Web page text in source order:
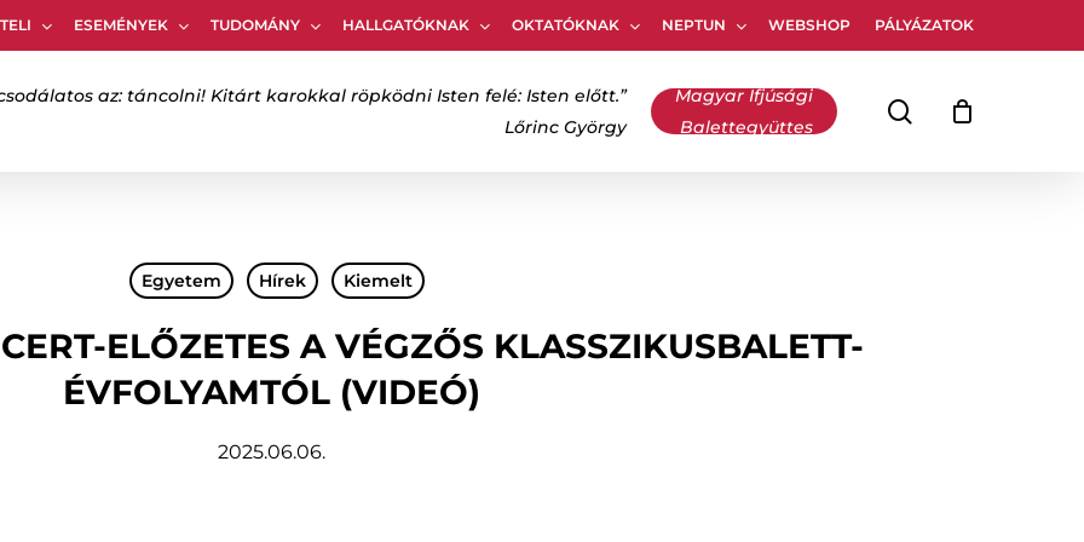
ESEMÉNYEK TUDOMÁNY HALLGATÓKNAK OKTATÓKNAK NEPTUN WEBSHOP PÁLYÁZATOK
az: táncolni! Kitárt karokkal röpködni Isten felé: Isten előtt.”
Lőrinc György
Magyar Ifjúsági
Balettegyüttes
keresés
Kosár Kosár
Egyetem Hírek Kiemelt
ELŐZETES A VÉGZŐS KLASSZIKUSBALETT-
ÉVFOLYAMTÓL (VIDEÓ)
2025.06.06.